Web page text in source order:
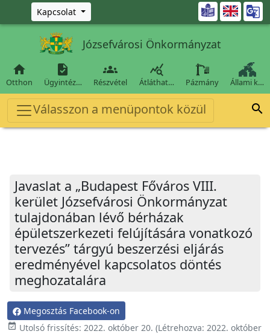
Ugrás a fő tartalomra
Kapcsolat 
Józsefvárosi Önkormányzat

Otthon

Ügyintéz…

Részvétel

Átláthat… Pázmány Állami k…
Válasszon a menüpontok közül 
Javaslat a „Budapest Főváros VIII.
kerület Józsefvárosi Önkormányzat
tulajdonában lévő bérházak
épületszerkezeti felújítására vonatkozó
tervezés” tárgyú beszerzési eljárás
eredményével kapcsolatos döntés
meghozatalára
Megosztás Facebook-on
event_available Utolsó frissítés: 2022. október 20. (Létrehozva: 2022. október